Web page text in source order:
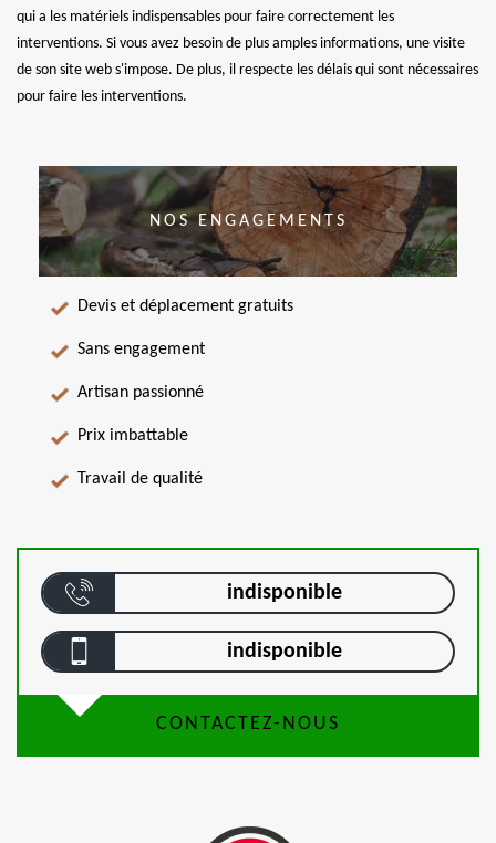
qui a les matériels indispensables pour faire correctement les
interventions. Si vous avez besoin de plus amples informations, une visite
de son site web s'impose. De plus, il respecte les délais qui sont nécessaires
pour faire les interventions.
NOS ENGAGEMENTS
Devis et déplacement gratuits
Sans engagement
Artisan passionné
Prix imbattable
Travail de qualité
indisponible
indisponible
CONTACTEZ-NOUS